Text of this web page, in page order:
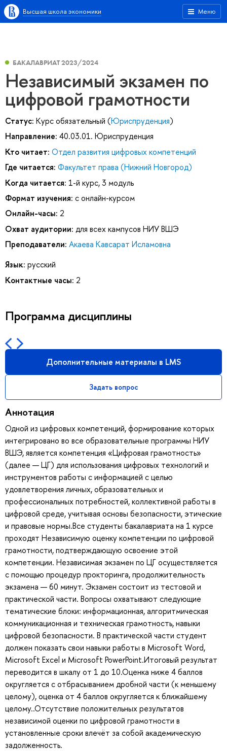
Меню
Высшая школа экономики
БАКАЛАВРИАТ 2023/2024
Независимый экзамен по
цифровой грамотности
Статус: Курс обязательный (Юриспруденция)
Направление: 40.03.01. Юриспруденция
Кто читает: Отдел развития цифровых компетенций
Где читается: Факультет права (Нижний Новгород)
Когда читается: 1-й курс, 3 модуль
Формат изучения: с онлайн-курсом
Онлайн-часы: 2
Охват аудитории: для всех кампусов НИУ ВШЭ
Преподаватели: Акаева Кавсарат Исламовна
Язык: русский
Контактные часы: 2
Программа дисциплины
Дополнительные материалы в LMS
Задать вопрос
Аннотация
Одной из цифровых компетенций, формирование которых
интегрировано во все образовательные программы НИУ
ВШЭ, является компетенция «Цифровая грамотность»
(далее — ЦГ) для использования цифровых технологий и
инструментов работы с информацией с целью
удовлетворения личных, образовательных и
профессиональных потребностей, коллективной работы в
цифровой среде, учитывая основы безопасности, этические
и правовые нормы.Все студенты бакалавриата на 1 курсе
проходят Независимую оценку компетенции по цифровой
грамотности, подтверждающую освоение этой
компетенции. Независимая экзамен по ЦГ осуществляется
с помощью процедур прокторинга, продолжительность
экзамена — 60 минут. Экзамен состоит из тестовой и
практической части. Вопросы охватывают следующие
тематические блоки: информационная, алгоритмическая
коммуникационная и техническая грамотность, навыки
цифровой безопасности. В практической части студент
должен показать свои навыки работы в Microsoft Word,
Microsoft Excel и Microsoft PowerPoint.Итоговый результат
переводится в шкалу от 1 до 10.Оценка ниже 4 баллов
округляется с отбрасыванием дробной части (к меньшему
целому), оценка от 4 баллов округляется к ближайшему
целому..Отсутствие положительных результатов
независимой оценки по цифровой грамотности в
установленные сроки влечёт за собой академическую
задолженность.